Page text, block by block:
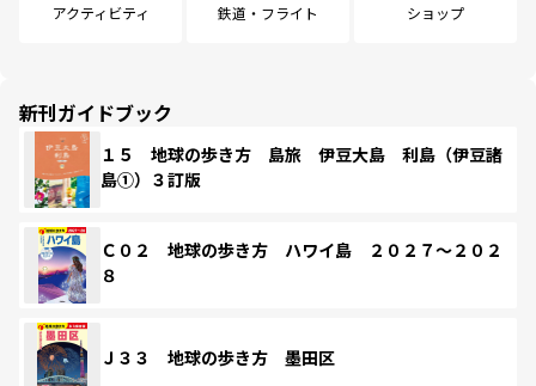
アクティビティ 鉄道・フライト ショップ
新刊ガイドブック
１５ 地球の歩き方 島旅 伊豆大島 利島（伊豆諸
島①）３訂版
Ｃ０２ 地球の歩き方 ハワイ島 ２０２７～２０２
８
Ｊ３３ 地球の歩き方 墨田区